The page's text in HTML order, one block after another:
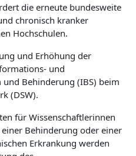
die erneute bundesweite
chronisch kranker
Hochschulen.
und Erhöhung der
und
Behinderung (IBS) beim
(DSW).
für Wissenschaftlerinnen
Behinderung oder einer
Erkrankung werden